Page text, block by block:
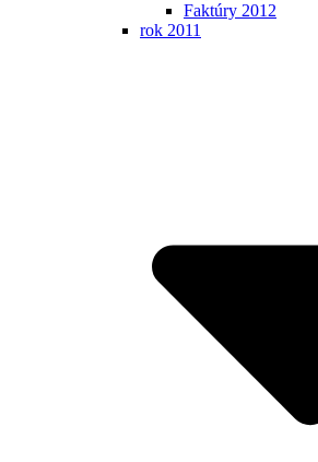
Faktúry 2012
rok 2011